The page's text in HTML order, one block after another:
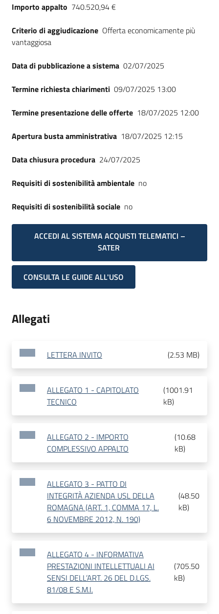
Importo appalto 740.520,94 €
Criterio di aggiudicazione Offerta economicamente più
vantaggiosa
Data di pubblicazione a sistema 02/07/2025
Termine richiesta chiarimenti 09/07/2025 13:00
Termine presentazione delle offerte 18/07/2025 12:00
Apertura busta amministrativa 18/07/2025 12:15
Data chiusura procedura 24/07/2025
Requisiti di sostenibilità ambientale no
Requisiti di sostenibilità sociale no
ACCEDI AL SISTEMA ACQUISTI TELEMATICI –
SATER
CONSULTA LE GUIDE ALL'USO
Allegati
LETTERA INVITO (2.53 MB)
ALLEGATO 1 - CAPITOLATO
TECNICO
(1001.91
kB)
ALLEGATO 2 - IMPORTO
COMPLESSIVO APPALTO
(10.68
kB)
ALLEGATO 3 - PATTO DI
INTEGRITÀ AZIENDA USL DELLA
ROMAGNA (ART. 1, COMMA 17, L.
6 NOVEMBRE 2012, N. 190)
(48.50
kB)
ALLEGATO 4 - INFORMATIVA
PRESTAZIONI INTELLETTUALI AI
SENSI DELL’ART. 26 DEL D.LGS.
81/08 E S.M.I.
(705.50
kB)